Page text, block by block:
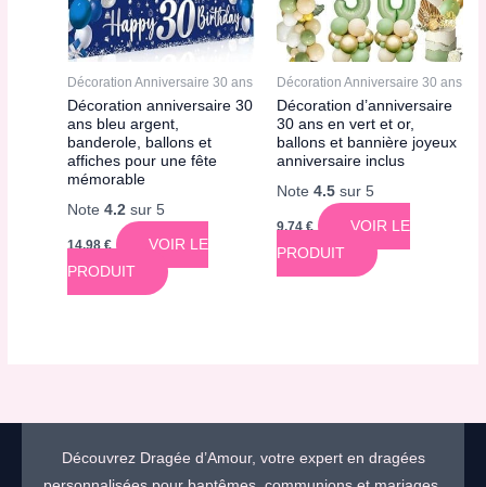
Décoration Anniversaire 30 ans
Décoration anniversaire 30
ans bleu argent,
banderole, ballons et
affiches pour une fête
mémorable
Note4.2 sur 5
14,98€
VOIR LE
PRODUIT
Décoration Anniversaire 30 ans
Décoration d’anniversaire
30 ans en vert et or,
ballons et bannière joyeux
anniversaire inclus
Note 4.5sur 5
9,74 €
VOIR LE
PRODUIT
Découvrez Dragée d’Amour, votre expert en dragées